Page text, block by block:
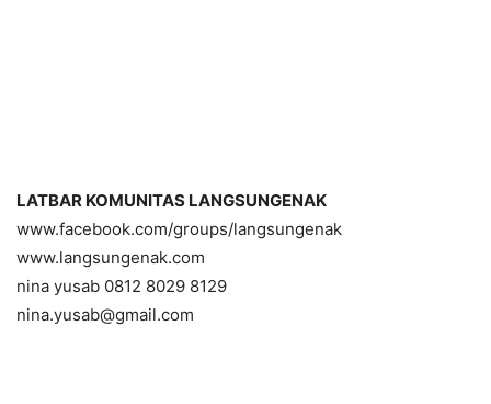
LATBAR KOMUNITAS LANGSUNGENAK
www.facebook.com/groups/langsungenak
www.langsungenak.com
nina yusab 0812 8029 8129
nina.yusab@gmail.com